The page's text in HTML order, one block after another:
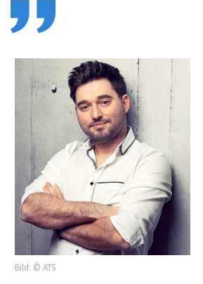
Bild: © ATS